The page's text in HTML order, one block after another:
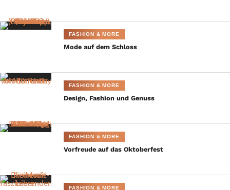
© BrauerPhotos / G.Nitschke
Leidenschaft für Trachten und betonte, dass sie selbst 15 Dirndl
FASHION & MORE
Mode auf dem Schloss
FASHION & MORE
Design, Fashion und Genuss
FASHION & MORE
Vorfreude auf das Oktoberfest
FASHION & MORE